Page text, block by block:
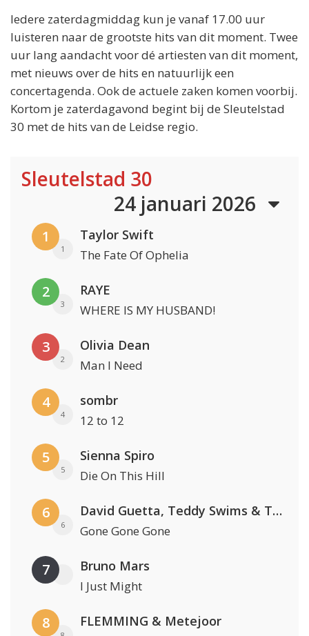
Iedere zaterdagmiddag kun je vanaf 17.00 uur
luisteren naar de grootste hits van dit moment. Twee
uur lang aandacht voor dé artiesten van dit moment,
met nieuws over de hits en natuurlijk een
concertagenda. Ook de actuele zaken komen voorbij.
Kortom je zaterdagavond begint bij de Sleutelstad
30 met de hits van de Leidse regio.
Sleutelstad 30
24 januari 2026
1
1
Taylor Swift
The Fate Of Ophelia
2
3
RAYE
WHERE IS MY HUSBAND!
3
2
Olivia Dean
Man I Need
4
4
sombr
12 to 12
5
5
Sienna Spiro
Die On This Hill
6
6
David Guetta, Teddy Swims & Tones And I
Gone Gone Gone
7 Bruno Mars
I Just Might
8 FLEMMING & Metejoor